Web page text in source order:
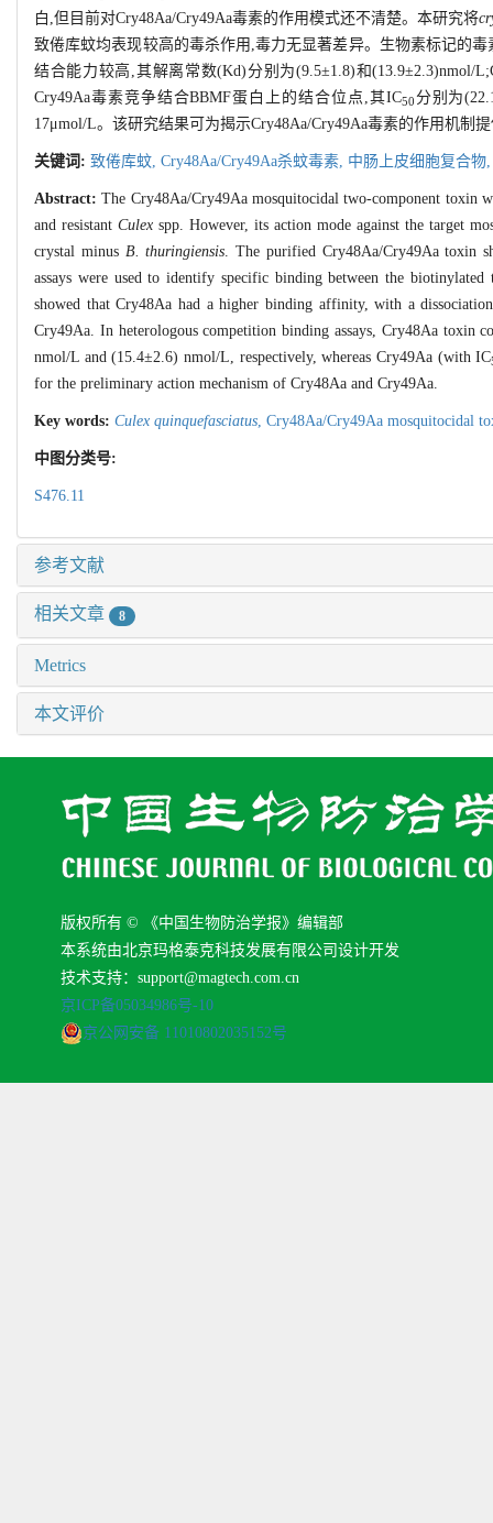
白,但目前对Cry48Aa/Cry49Aa毒素的作用模式还不清楚。本研究将
致倦库蚊均表现较高的毒杀作用,毒力无显著差异。生物素标记的
结合能力较高,其解离常数(Kd)分别为(9.5±1.8)和(13.9±2.3)nmol/
Cry49Aa毒素竞争结合BBMF蛋白上的结合位点,其IC50分别为
17μmol/L。该研究结果可为揭示Cry48Aa/Cry49Aa毒素的作用机制
关键词: 致倦库蚊, Cry48Aa/Cry49Aa杀蚊毒素, 中肠上皮细胞复合
Abstract:The Cry48Aa/Cry49Aa mosquitocidal two-component toxin
and resistant Culex spp. However, its action mode against the target
crystal minus B. thuringiensis. The purified Cry48Aa/Cry49Aa toxin
assays were used to identify specific binding between the
showed that Cry48Aa had a higher binding affinity, with a
Cry49Aa. In heterologous competition binding assays, Cry48Aa
nmol/L and (15.4±2.6) nmol/L, respectively, whereas Cry49Aa (with IC
for the preliminary action mechanism of Cry48Aa and Cry49Aa.
Key words: Culex quinquefasciatus, Cry48Aa/Cry49Aa mosquitocidal
中图分类号:
S476.11
参考文献
相关文章 8
Metrics
本文评价
版权所有 © 《中国生物防治学报》编辑部
本系统由北京玛格泰克科技发展有限公司设计开发
技术支持：support@magtech.com.cn
京ICP备05034986号-10
京公网安备 11010802035152号